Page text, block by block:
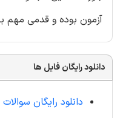
آزمون بوده و قدمی مهم
دانلود رایگان فایل ها
دانلود رایگان